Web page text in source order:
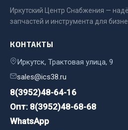
Запчасти Урал
Двигатель
Система выпуска газа
Система охлаждения
Сцепление
Тормозная система
Иркутский Центр Снабжения —
запчастей и инструмента для
КОНТАКТЫ
Иркутск, Трактовая улица, 9
sales@ics38.ru
8(3952)48-64-16
Опт: 8(3952)48-68-68
WhatsApp